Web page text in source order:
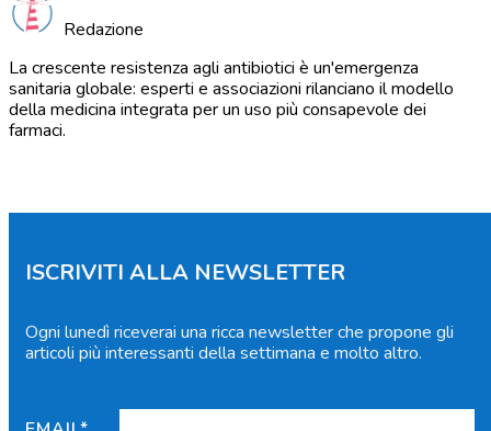
Redazione
La crescente resistenza agli antibiotici è un'emergenza
sanitaria globale: esperti e associazioni rilanciano il modello
della medicina integrata per un uso più consapevole dei
farmaci.
ISCRIVITI ALLA NEWSLETTER
Ogni lunedì riceverai una ricca newsletter che propone gli
articoli più interessanti della settimana e molto altro.